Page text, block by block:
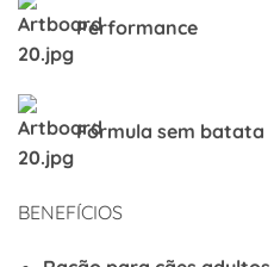
Performance
Fórmula sem batata
BENEFÍCIOS